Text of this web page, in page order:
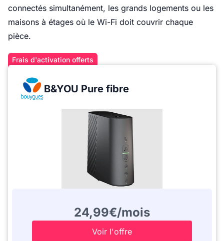
connectés simultanément, les grands logements ou les
maisons à étages où le Wi-Fi doit couvrir chaque
pièce.
Frais d'activation offerts
B&YOU Pure fibre
24,99€/mois
Voir l'offre